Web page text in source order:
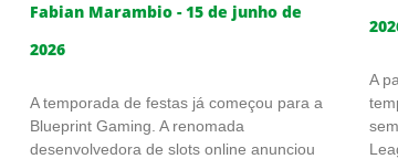
Fabian Marambio
15 de junho de
2026
A temporada de festas já começou para a
Blueprint Gaming. A renomada
desenvolvedora de slots online anunciou
A